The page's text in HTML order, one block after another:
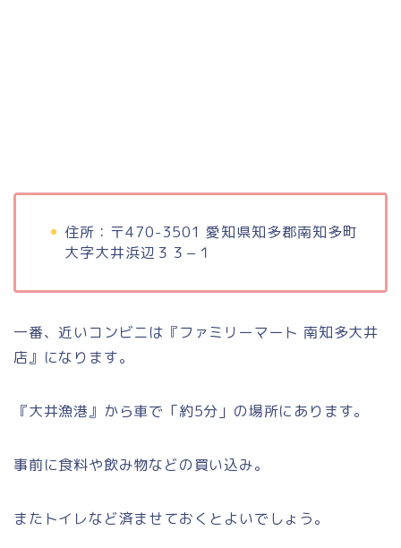
住所：〒470-3501 愛知県知多郡南知多町
大字大井浜辺３３−１
一番、近いコンビニは『ファミリーマート 南知多大井
店』になります。
『大井漁港』から車で「約5分」の場所にあります。
事前に食料や飲み物などの買い込み。
またトイレなど済ませておくとよいでしょう。